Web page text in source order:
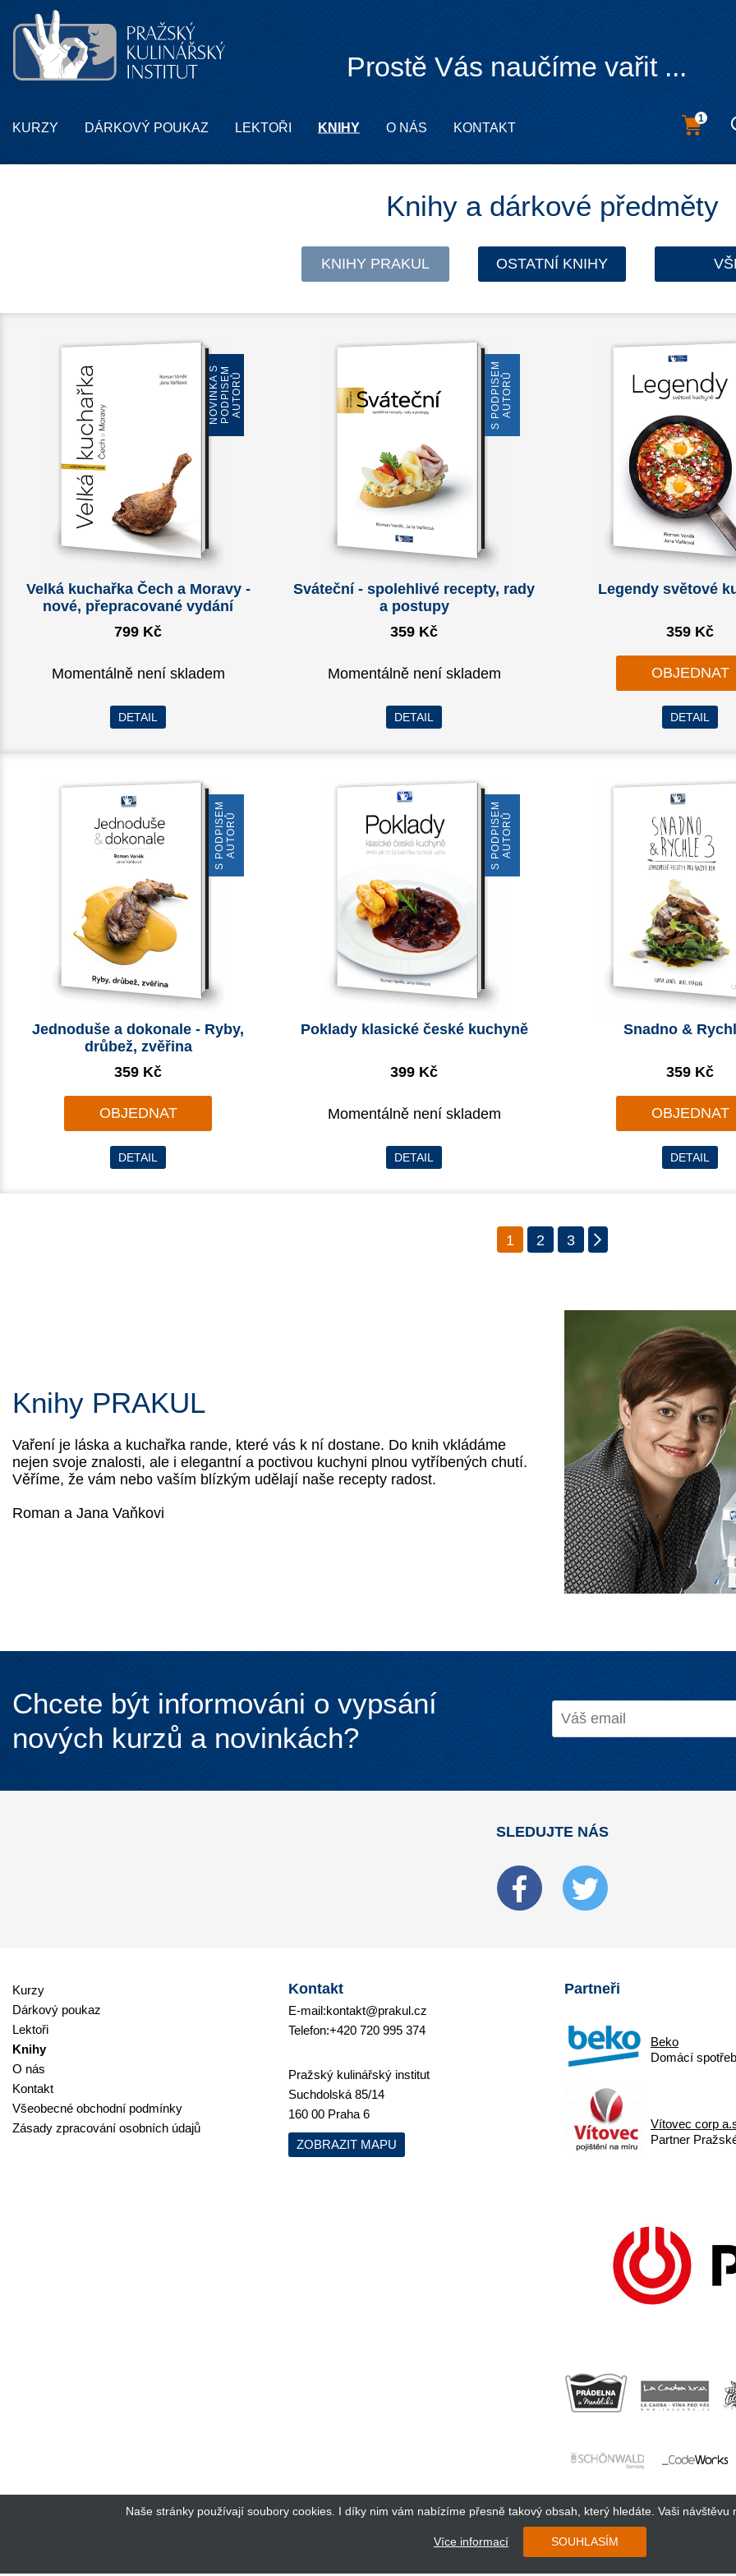
Prostě Vás naučíme vařit ...
KURZY DÁRKOVÝ POUKAZ LEKTOŘI KNIHY O NÁS KONTAKT
1
Knihy a dárkové předměty
KNIHY PRAKUL OSTATNÍ KNIHY
N
O
V
I
N
K
A
S
P
O
D
P
I
S
E
M
A
U
T
O
R Ů
Velká kuchařka Čech a Moravy -
nové, přepracované vydání
799 Kč
Momentálně není skladem
DETAIL
S
P
O
D
P
I
S
E
M
A
U
T
O
RŮ
Sváteční - spolehlivé recepty, rady
a postupy
359 Kč
Momentálně není skladem
DETAIL
Legendy světové
359 Kč
OBJEDNAT
DETAIL
S
P
O
D
P
I
S
E
M
A
U
T
O
RŮ
Jednoduše a dokonale - Ryby,
drůbež, zvěřina
359 Kč
OBJEDNAT
DETAIL
S
P
O
D
P
I
S
E
M
A
U
T
O
RŮ
Poklady klasické české kuchyně
399 Kč
Momentálně není skladem
DETAIL
Snadno &
359 Kč
OBJEDNAT
DETAIL
1 2 3
Knihy PRAKUL
Vaření je láska a kuchařka rande, které vás k ní dostane. Do knih vkládáme
nejen svoje znalosti, ale i elegantní a poctivou kuchyni plnou vytříbených chutí.
Věříme, že vám nebo vaším blízkým udělají naše recepty radost.
Roman a Jana Vaňkovi
Chcete být informováni o vypsání
nových kurzů a novinkách?
SLEDUJTE NÁS
Kurzy
Dárkový poukaz
Lektoři
Knihy
O nás
Kontakt
Všeobecné obchodní podmínky
Zásady zpracování osobních údajů
Kontakt
E-mail:kontakt@prakul.cz
Telefon:+420 720 995 374
Pražský kulinářský institut
Suchdolská 85/14
160 00 Praha 6
ZOBRAZIT MAPU
Partneři
Beko
Domácí
Vítovec corp
Partner
Copyright 2018 Cosmopolitan Central Europe s.r.o.
Naše stránky používají soubory cookies. I díky nim vám nabízíme přesně takový obsah, který hledáte. Vaši návštěvu
Více informací SOUHLASÍM